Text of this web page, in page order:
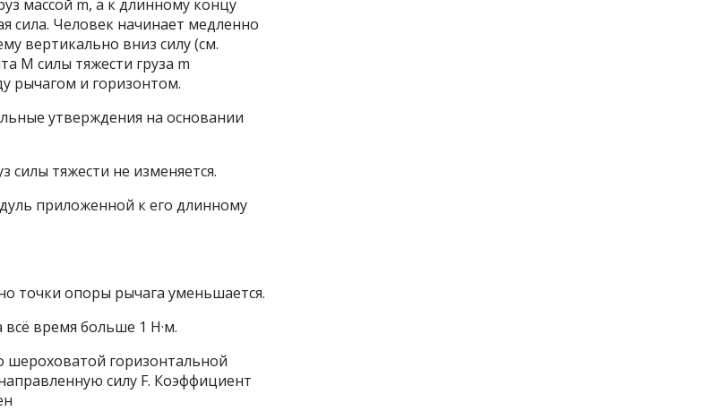
массой m, а к длинному концу
сила. Человек начинает медленно
вертикально вниз силу (см.
M силы тяжести груза m
рычагом и горизонтом.
утверждения на основании
силы тяжести не изменяется.
приложенной к его длинному
точки опоры рычага уменьшается.
время больше 1 Н·м.
шероховатой горизонтальной
силу F. Коэффициент